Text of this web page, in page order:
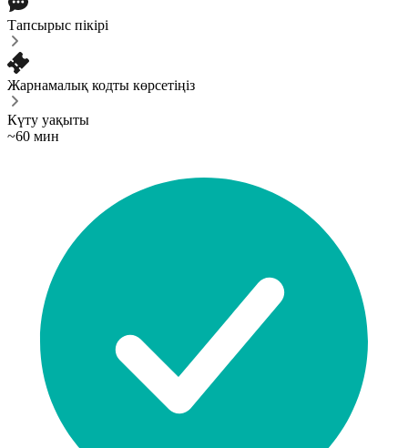
Тапсырыс пікірі
Жарнамалық кодты көрсетіңіз
Күту уақыты
~60 мин